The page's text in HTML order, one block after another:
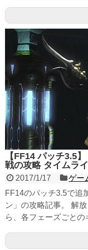
【FF14 パッチ3.5
戦の攻略 タイムラ
2017/1/17
ゲー
FF14のパッチ3.5で追
ン」の攻略記事。 解
ら、各フェーズごとの